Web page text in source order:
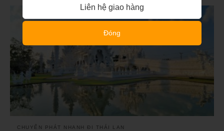
CHUYỂN PHÁT NHANH ĐI THÁI LAN
Liên hệ giao hàng
Đóng